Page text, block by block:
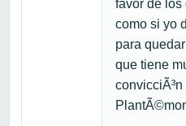
favor de los
como si yo
para
que tiene